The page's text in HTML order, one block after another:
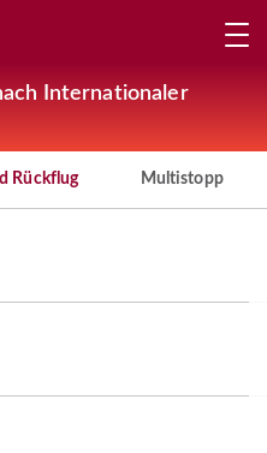
Internationaler
Rückflug Multistopp